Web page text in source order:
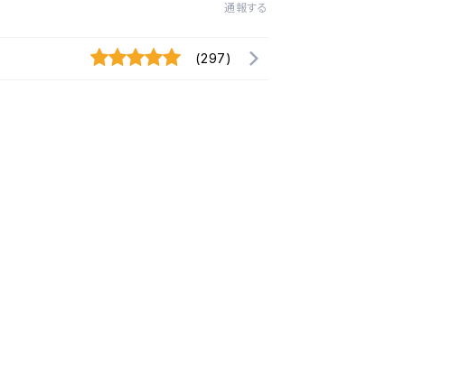
通報する
(297)